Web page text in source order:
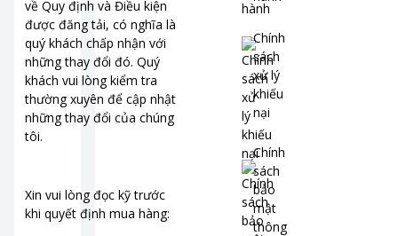
về Quy định và Điều kiện
được đăng tải, có nghĩa là
quý khách chấp nhận với
những thay đổi đó. Quý
khách vui lòng kiểm tra
thường xuyên để cập nhật
những thay đổi của chúng
tôi.
Xin vui lòng đọc kỹ trước
khi quyết định mua hàng:
Chính
sách
xử lý
khiếu
nại
Chính
sách
bảo
mật
thông